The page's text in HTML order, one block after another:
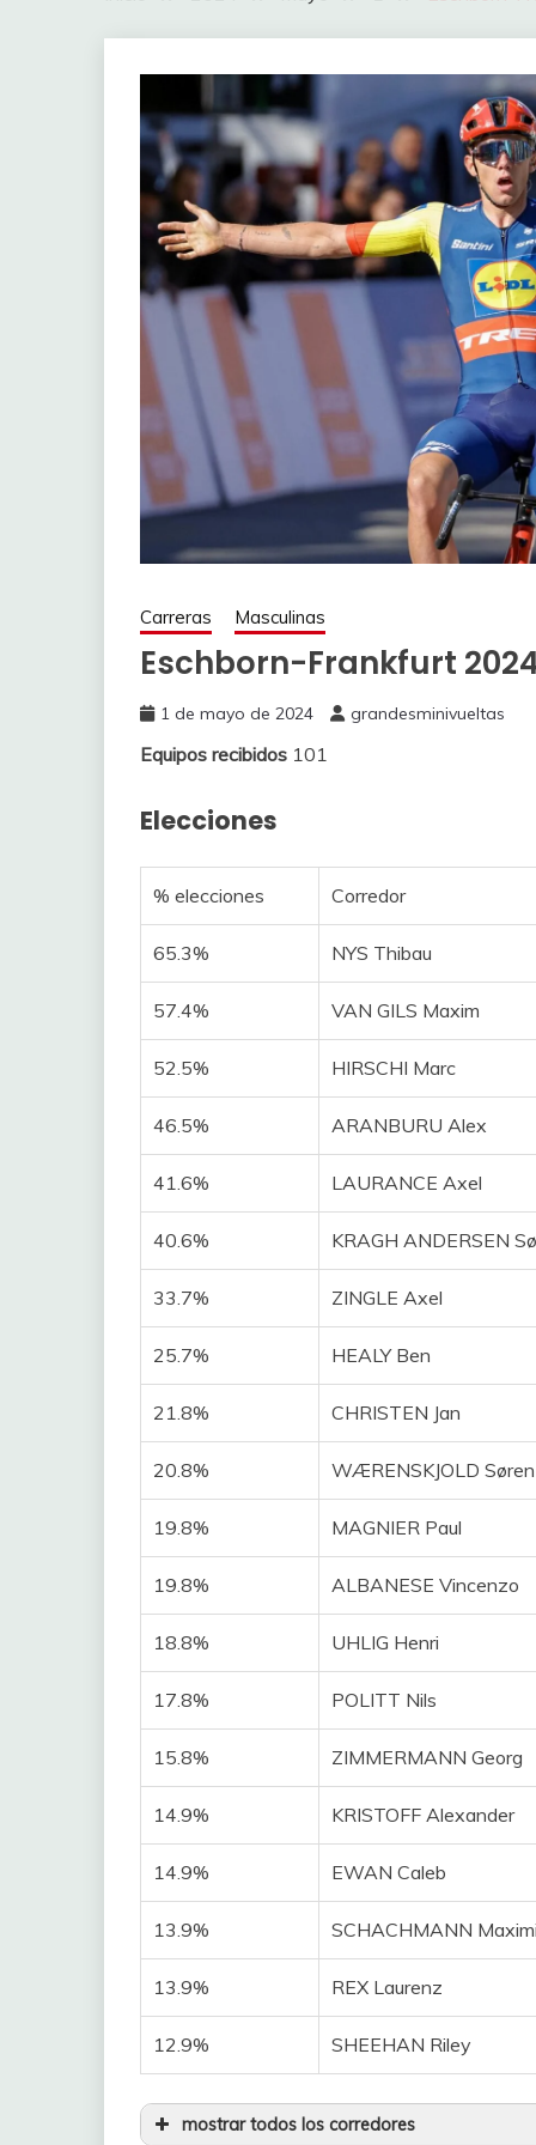
Carreras Masculinas
Eschborn-Frankfurt
1 de mayo de 2024 grandesminivueltas
Equipos recibidos 101
Elecciones
% elecciones Corredor
65.3% NYS Thibau
57.4% VAN GILS Maxim
52.5% HIRSCHI Marc
46.5% ARANBURU Alex
41.6% LAURANCE Axel
40.6% KRAGH ANDERSEN
33.7% ZINGLE Axel
25.7% HEALY Ben
21.8% CHRISTEN Jan
20.8% WÆRENSKJOLD Søren
19.8% MAGNIER Paul
19.8% ALBANESE Vincenzo
18.8% UHLIG Henri
17.8% POLITT Nils
15.8% ZIMMERMANN Georg
14.9% KRISTOFF Alexander
14.9% EWAN Caleb
13.9% SCHACHMANN
13.9% REX Laurenz
12.9% SHEEHAN Riley
mostrar todos los corredores